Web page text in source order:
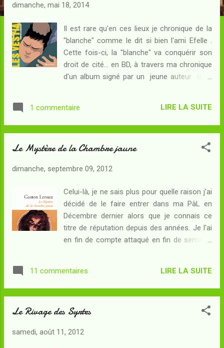
dimanche, mai 18, 2014
Il est rare qu'en ces lieux je chronique de la
"blanche" comme le dit si bien l'ami Efelle .
Cette fois-ci, la "blanche" va conquérir son
droit de cité... en BD, à travers ma chronique
d'un album signé par un jeune auteur dont
Résumé : Un Collège anonyme. De nouveaux
vestiaires qu'une classe de Quatrième ou de
disposition des lieux est bouleversée...
sont collectives ! Certains élèves plus
les plus timides - mais d'autres, peut-être
plus fûtés, sauront découvrir les secrets
inattendus de ce lieu plus inquiétant qu'il y
paraît. Au fil des semaines, à chacun des
cours d'EPS, la tension liée à la promiscuité
meurtrir les plus fragiles ? Les éducateurs
1 commentaire LIRE LA SUITE
Le Mystère de la Chambre jaune
dimanche, septembre 09, 2012
Celui-là, je ne sais plus pour quelle raison j'ai
décidé de le faire entrer dans ma PàL en
Décembre dernier alors que je connais ce
titre de réputation depuis des années. Je l'ai
en fin de compte attaqué en fin de semaine
assez court. Avant de commencer cette
chronique, j'aimerais saluer néanmoins mes
blague du pseudo-spoiler en me faisant
c'était un certain Emile... Résumé :
11 commentaires LIRE LA SUITE
Le Rivage des Syrtes
samedi, août 11, 2012